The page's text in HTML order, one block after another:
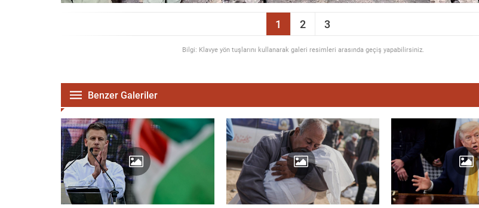
1 2 3
Bilgi: Klavye yön tuşlarını kullanarak galeri resimleri arasında geçiş yapabilirsiniz.
Benzer Galeriler